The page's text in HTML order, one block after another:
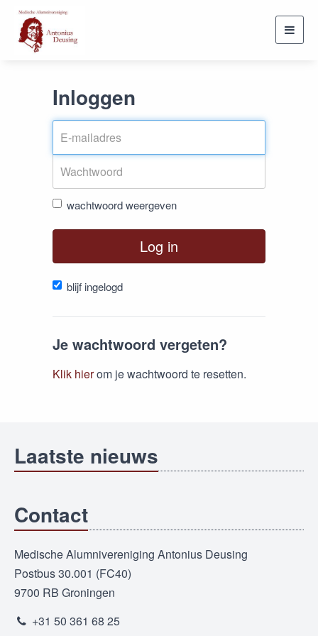
Inloggen
wachtwoord weergeven
Log in
blijf ingelogd
Je wachtwoord vergeten?
Klik hierom je wachtwoord te resetten.
Laatste nieuws
Contact
Medische Alumnivereniging Antonius Deusing
Postbus 30.001 (FC40)
9700 RB Groningen
+31 50 361 68 25